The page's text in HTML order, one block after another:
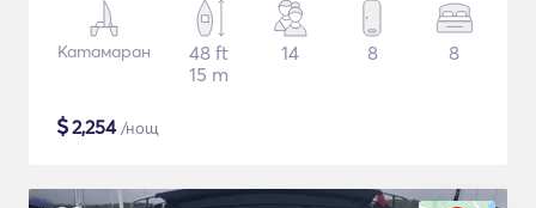
Катамаран
48 ft
15 m
14 8 8
$2,254/нощ